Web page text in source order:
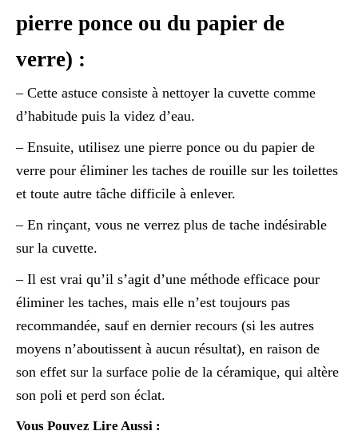
pierre ponce ou du papier de
verre) :
– Cette astuce consiste à nettoyer la cuvette comme
d’habitude puis la videz d’eau.
– Ensuite, utilisez une pierre ponce ou du papier de
verre pour éliminer les taches de rouille sur les toilettes
et toute autre tâche difficile à enlever.
– En rinçant, vous ne verrez plus de tache indésirable
sur la cuvette.
– Il est vrai qu’il s’agit d’une méthode efficace pour
éliminer les taches, mais elle n’est toujours pas
recommandée, sauf en dernier recours (si les autres
moyens n’aboutissent à aucun résultat), en raison de
son effet sur la surface polie de la céramique, qui altère
son poli et perd son éclat.
Vous Pouvez Lire Aussi :